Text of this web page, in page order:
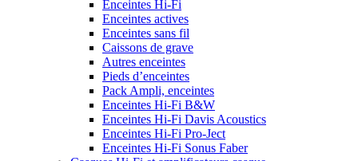
Enceintes Hi-Fi
Enceintes actives
Enceintes sans fil
Caissons de grave
Autres enceintes
Pieds d’enceintes
Pack Ampli, enceintes
Enceintes Hi-Fi B&W
Enceintes Hi-Fi Davis Acoustics
Enceintes Hi-Fi Pro-Ject
Enceintes Hi-Fi Sonus Faber